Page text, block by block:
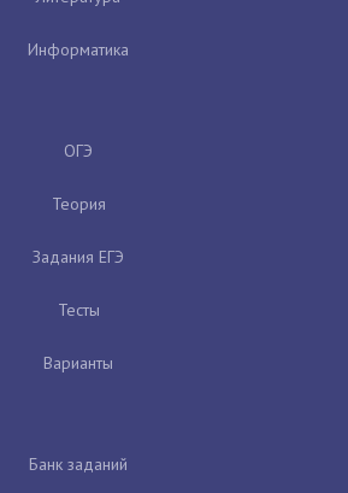
Информатика
ОГЭ
Теория
Задания ЕГЭ
Тесты
Варианты
Банк заданий